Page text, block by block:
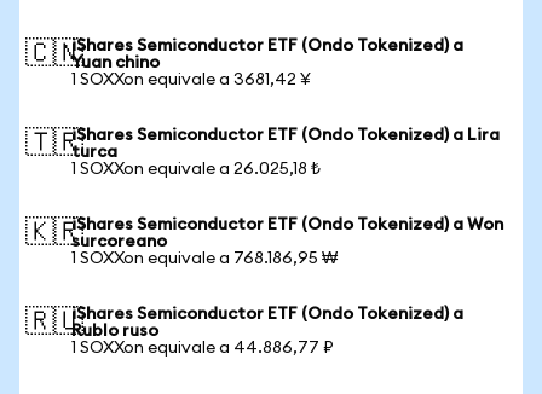
🇨🇳iShares Semiconductor ETF (Ondo Tokenized) a
Yuan chino
1 SOXXon equivale a 3681,42 ¥
🇹🇷iShares Semiconductor ETF (Ondo Tokenized) a Lira
turca
1 SOXXon equivale a 26.025,18 ₺
🇰🇷iShares Semiconductor ETF (Ondo Tokenized) a Won
surcoreano
1 SOXXon equivale a 768.186,95 ₩
🇷🇺iShares Semiconductor ETF (Ondo Tokenized) a
Rublo ruso
1 SOXXon equivale a 44.886,77 ₽